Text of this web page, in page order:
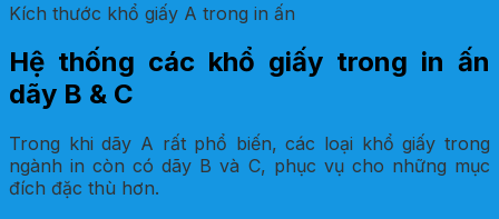
Kích thước khổ giấy A trong in ấn
Hệ thống các khổ giấy trong in ấn
dãy B & C
Trong khi dãy A rất phổ biến, các loại khổ giấy trong
ngành in còn có dãy B và C, phục vụ cho những mục
đích đặc thù hơn.